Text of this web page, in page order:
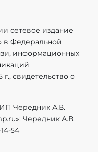
сетевое издание
в Федеральной
информационных
г., свидетельство о
Чередник А.В.
Чередник А.В.
54